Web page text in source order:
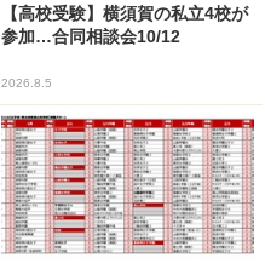
【高校受験】横須賀の私立4校が
参加…合同相談会10/12
2026.8.5